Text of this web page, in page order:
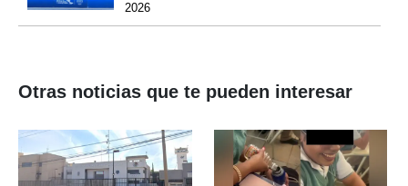
2026
Otras noticias que te pueden interesar